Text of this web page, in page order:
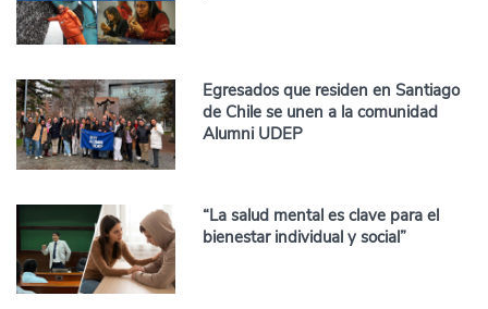
Egresados que residen en Santiago
de Chile se unen a la comunidad
Alumni UDEP
“La salud mental es clave para el
bienestar individual y social”